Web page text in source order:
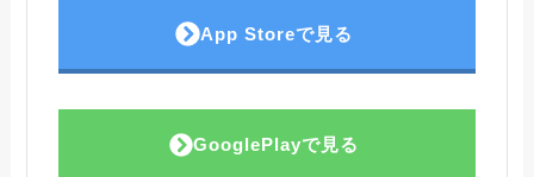
App Storeで見る
GooglePlayで見る